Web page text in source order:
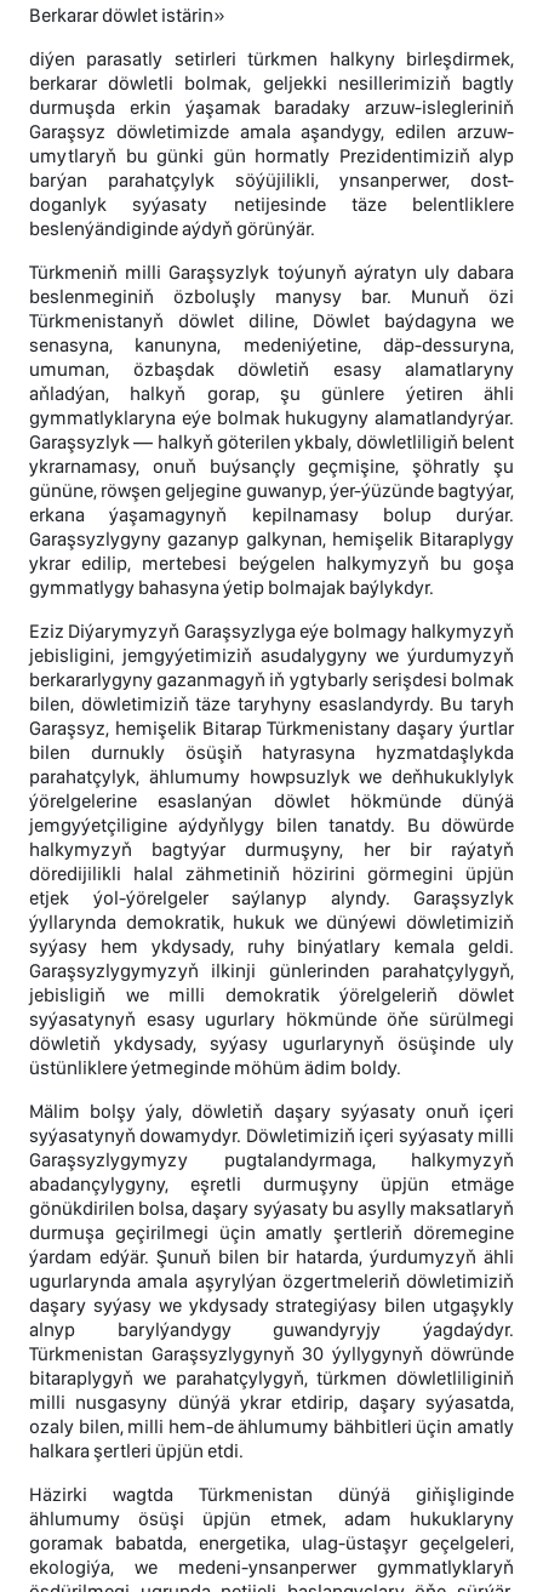
Berkarar döwlet istärin»
diýen parasatly setirleri türkmen halkyny birleşdirmek,
berkarar döwletli bolmak, geljekki nesillerimiziň bagtly
durmuşda erkin ýaşamak baradaky arzuw-islegleriniň
Garaşsyz döwletimizde amala aşandygy, edilen arzuw-
umytlaryň bu günki gün hormatly Prezidentimiziň alyp
barýan parahatçylyk söýüjilikli, ynsanperwer, dost-
doganlyk syýasaty netijesinde täze belentliklere
beslenýändiginde aýdyň görünýär.
Türkmeniň milli Garaşsyzlyk toýunyň aýratyn uly dabara
beslenmeginiň özboluşly manysy bar. Munuň özi
Türkmenistanyň döwlet diline, Döwlet baýdagyna we
senasyna, kanunyna, medeniýetine, däp-dessuryna,
umuman, özbaşdak döwletiň esasy alamatlaryny
aňladýan, halkyň gorap, şu günlere ýetiren ähli
gymmatlyklaryna eýe bolmak hukugyny alamatlandyrýar.
Garaşsyzlyk — halkyň göterilen ykbaly, döwletliligiň belent
ykrarnamasy, onuň buýsançly geçmişine, şöhratly şu
gününe, röwşen geljegine guwanyp, ýer-ýüzünde bagtyýar,
erkana ýaşamagynyň kepilnamasy bolup durýar.
Garaşsyzlygyny gazanyp galkynan, hemişelik Bitaraplygy
ykrar edilip, mertebesi beýgelen halkymyzyň bu goşa
gymmatlygy bahasyna ýetip bolmajak baýlykdyr.
Eziz Diýarymyzyň Garaşsyzlyga eýe bolmagy halkymyzyň
jebisligini, jemgyýetimiziň asudalygyny we ýurdumyzyň
berkararlygyny gazanmagyň iň ygtybarly serişdesi bolmak
bilen, döwletimiziň täze taryhyny esaslandyrdy. Bu taryh
Garaşsyz, hemişelik Bitarap Türkmenistany daşary ýurtlar
bilen durnukly ösüşiň hatyrasyna hyzmatdaşlykda
parahatçylyk, ählumumy howpsuzlyk we deňhukuklylyk
ýörelgelerine esaslanýan döwlet hökmünde dünýä
jemgyýetçiligine aýdyňlygy bilen tanatdy. Bu döwürde
halkymyzyň bagtyýar durmuşyny, her bir raýatyň
döredijilikli halal zähmetiniň hözirini görmegini üpjün
etjek ýol-ýörelgeler saýlanyp alyndy. Garaşsyzlyk
ýyllarynda demokratik, hukuk we dünýewi döwletimiziň
syýasy hem ykdysady, ruhy binýatlary kemala geldi.
Garaşsyzlygymyzyň ilkinji günlerinden parahatçylygyň,
jebisligiň we milli demokratik ýörelgeleriň döwlet
syýasatynyň esasy ugurlary hökmünde öňe sürülmegi
döwletiň ykdysady, syýasy ugurlarynyň ösüşinde uly
üstünliklere ýetmeginde möhüm ädim boldy.
Mälim bolşy ýaly, döwletiň daşary syýasaty onuň içeri
syýasatynyň dowamydyr. Döwletimiziň içeri syýasaty milli
Garaşsyzlygymyzy pugtalandyrmaga, halkymyzyň
abadançylygyny, eşretli durmuşyny üpjün etmäge
gönükdirilen bolsa, daşary syýasaty bu asylly maksatlaryň
durmuşa geçirilmegi üçin amatly şertleriň döremegine
ýardam edýär. Şunuň bilen bir hatarda, ýurdumyzyň ähli
ugurlarynda amala aşyrylýan özgertmeleriň döwletimiziň
daşary syýasy we ykdysady strategiýasy bilen utgaşykly
alnyp barylýandygy guwandyryjy ýagdaýdyr.
Türkmenistan Garaşsyzlygynyň 30 ýyllygynyň döwründe
bitaraplygyň we parahatçylygyň, türkmen döwletliliginiň
milli nusgasyny dünýä ykrar etdirip, daşary syýasatda,
ozaly bilen, milli hem-de ählumumy bähbitleri üçin amatly
halkara şertleri üpjün etdi.
Häzirki wagtda Türkmenistan dünýä giňişliginde
ählumumy ösüşi üpjün etmek, adam hukuklaryny
goramak babatda, energetika, ulag-üstaşyr geçelgeleri,
ekologiýa, we medeni-ynsanperwer gymmatlyklaryň